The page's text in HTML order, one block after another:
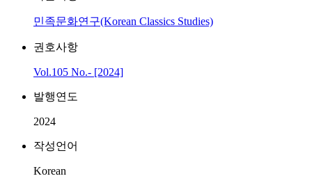
민족문화연구(Korean Classics Studies)
권호사항
Vol.105 No.- [2024]
발행연도
2024
작성언어
Korean